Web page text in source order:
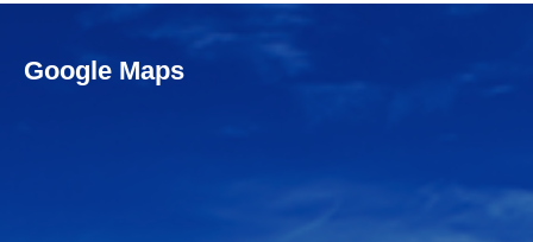
Google Maps